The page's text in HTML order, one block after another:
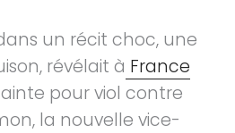
un récit choc, une
révélait à France
pour viol contre
la nouvelle vice-